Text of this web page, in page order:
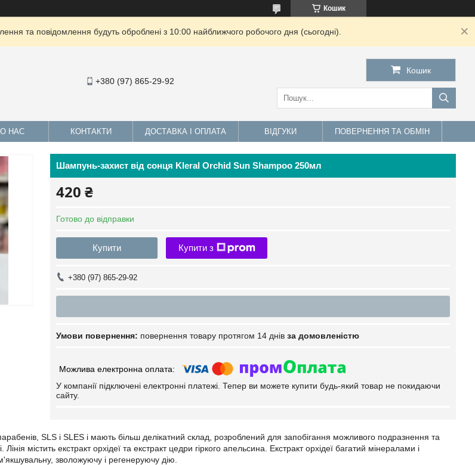
Кошик
та повідомлення будуть оброблені з 10:00 найближчого робочого дня (сьогодні).
+380 (97) 865-29-92
Кошик
НАС КОНТАКТИ ДОСТАВКА І ОПЛАТА ВІДГУКИ ПОВЕРНЕННЯ ТА ОБМІН
Шампунь-захист від сонця Kleral Orchid Sun Shampoo 250мл
420 ₴
Готово до відправки
Купити Купити з
+380 (97) 865-29-92
повернення товару протягом 14 днів за домовленістю
У компанії підключені електронні платежі. Тепер ви можете купити будь-який товар не покидаючи
сайту.
SLS і SLES і мають більш делікатний склад, розроблений для запобігання можливого подразнення та
містить екстракт орхідеї та екстракт цедри гіркого апельсина. Екстракт орхідеї багатий мінералами і
зволожуючу і регенеруючу дію.